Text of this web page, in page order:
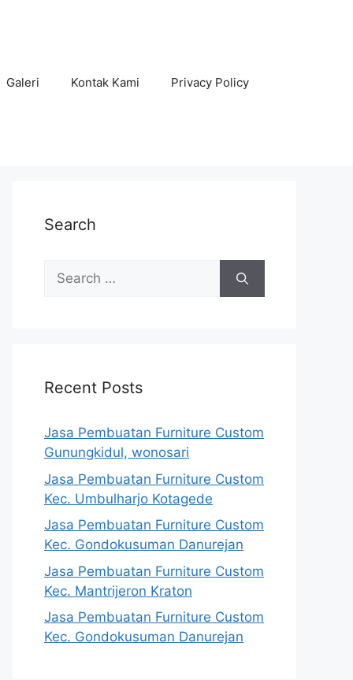
Galeri Kontak Kami Privacy Policy
Search
Search
for:
Recent Posts
Jasa Pembuatan Furniture Custom
Gunungkidul, wonosari
Jasa Pembuatan Furniture Custom
Kec. Umbulharjo Kotagede
Jasa Pembuatan Furniture Custom
Kec. Gondokusuman Danurejan
Jasa Pembuatan Furniture Custom
Kec. Mantrijeron Kraton
Jasa Pembuatan Furniture Custom
Kec. Gondokusuman Danurejan